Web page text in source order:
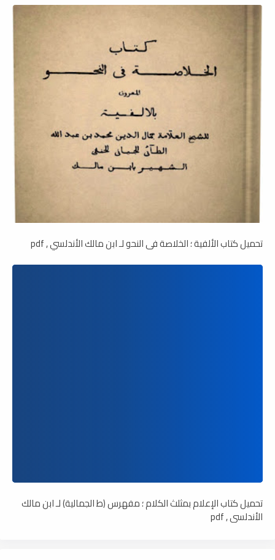
تحميل كتاب الألفية ؛ الخلاصة فى النحو لـ ابن مالك الأندلسي , pdf
تحميل كتاب الإعلام بمثلث الكلام ؛ مفهرس (ط الجمالية) لـ ابن مالك
الأندلسي , pdf